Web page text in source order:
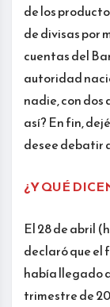
de los
de divisas por
cuentas del
autoridad
nadie, con
así? En fin,
desee debatir
¿Y QUÉ
El 28 de abril
declaró que el
había llegado
trimestre de